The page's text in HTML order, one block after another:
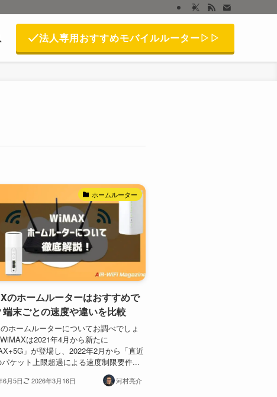
法人専用おすすめモバイルルーター▷▷
ホームルーター
のホームルーターはおすすめで
端末ごとの速度や違いを比較
ホームルーターについてお調べでしょ
は2021年4月から新たに
」が登場し、2022年2月から「直近
ケット上限超過による速度制限要件...
6月5日 2026年3月16日 河村亮介